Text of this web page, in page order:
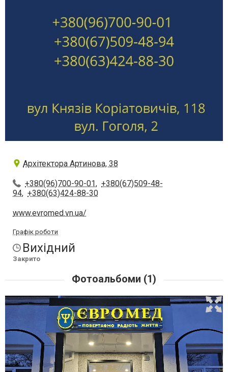
Архітектора Артинова, 38
+380(96)700-90-01, +380(67)509-48-
94, +380(63)424-88-30
www.evromed.vn.ua/
Графік роботи
Вихідний
Закрито
Фотоальбоми (1)